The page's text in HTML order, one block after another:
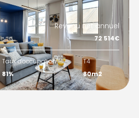
Revenu net annuel
72 514€
Taux d'occupation
81%
T4
80m2